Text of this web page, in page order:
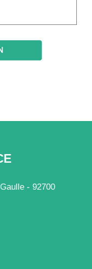
- 92700